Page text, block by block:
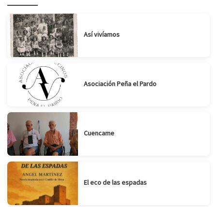
Así vivíamos
Asociación Peña el Pardo
Cuencame
El eco de las espadas